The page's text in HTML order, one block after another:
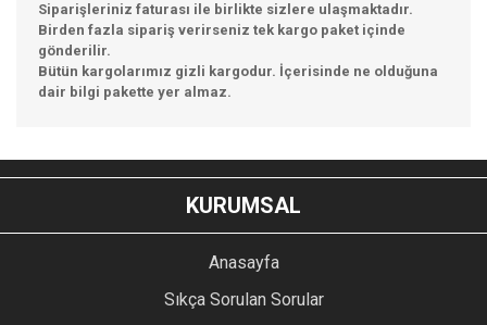
Siparişleriniz faturası ile birlikte sizlere ulaşmaktadır.
Birden fazla sipariş verirseniz tek kargo paket içinde
gönderilir.
Bütün kargolarımız gizli kargodur. İçerisinde ne olduğuna
dair bilgi pakette yer almaz.
YORUM YAZ
Bu ürünün fiyat bilgisi, resim, ürün açıklamalarında ve diğer
konularda yetersiz gördüğünüz noktaları öneri formunu
kullanarak tarafımıza iletebilirsiniz.
Ürün resmi kalitesiz, bozuk veya görüntülenemiyor.
Ürün açıklamasında eksik bilgiler bulunuyor.
KURUMSAL
Anasayfa
Sıkça Sorulan Sorular